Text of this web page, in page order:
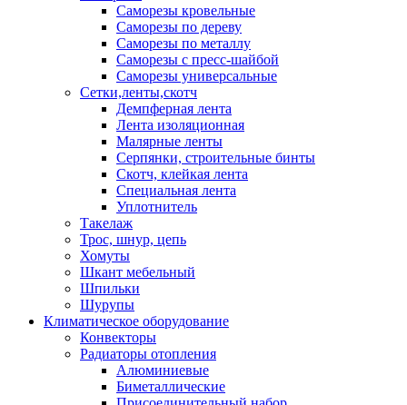
Саморезы кровельные
Саморезы по дереву
Саморезы по металлу
Саморезы с пресс-шайбой
Саморезы универсальные
Сетки,ленты,скотч
Демпферная лента
Лента изоляционная
Малярные ленты
Серпянки, строительные бинты
Скотч, клейкая лента
Специальная лента
Уплотнитель
Такелаж
Трос, шнур, цепь
Хомуты
Шкант мебельный
Шпильки
Шурупы
Климатическое оборудование
Конвекторы
Радиаторы отопления
Алюминиевые
Биметаллические